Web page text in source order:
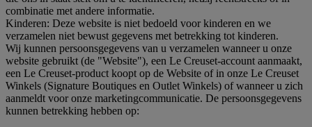
combinatie met andere informatie.
Kinderen: Deze website is niet bedoeld voor kinderen en we
verzamelen niet bewust gegevens met betrekking tot kinderen.
Wij kunnen persoonsgegevens van u verzamelen wanneer u onze
website gebruikt (de "Website"), een Le Creuset-account aanmaakt,
een Le Creuset-product koopt op de Website of in onze Le Creuset
Winkels (Signature Boutiques en Outlet Winkels) of wanneer u zich
aanmeldt voor onze marketingcommunicatie. De persoonsgegevens
kunnen betrekking hebben op: